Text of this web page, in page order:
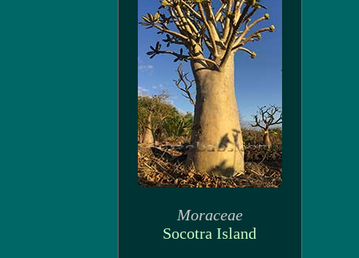
Moraceae
Socotra Island